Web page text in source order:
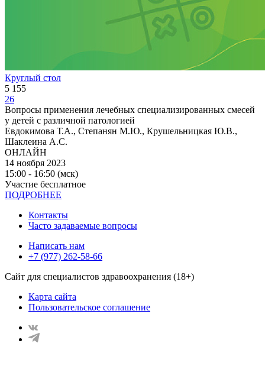
Круглый стол
5 155
26
Вопросы применения лечебных специализированных смесей
у детей с различной патологией
Евдокимова Т.А., Степанян М.Ю., Крушельницкая Ю.В.,
Шаклеина А.С.
ОНЛАЙН
14 ноября 2023
15:00 - 16:50 (мск)
Участие бесплатное
ПОДРОБНЕЕ
Контакты
Часто задаваемые вопросы
Написать нам
+7 (977) 262-58-66
Сайт для специалистов здравоохранения (18+)
Карта сайта
Пользовательское соглашение